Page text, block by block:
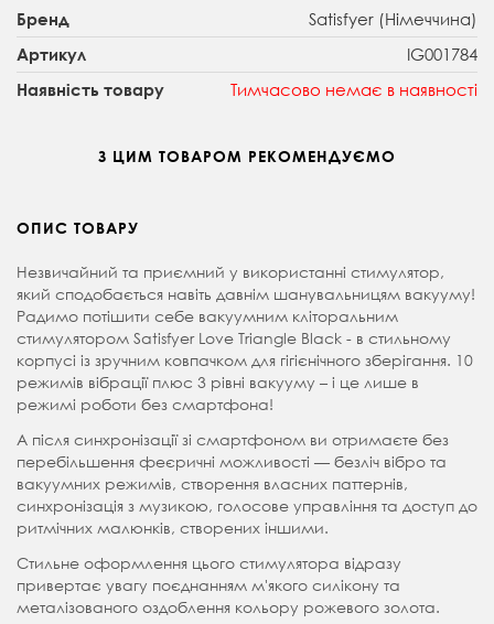
Бренд Satisfyer (Німеччина)
Артикул IG001784
Наявність товару Тимчасово немає в наявності
З ЦИМ ТОВАРОМ РЕКОМЕНДУЄМО
ОПИС ТОВАРУ
Незвичайний та приємний у використанні стимулятор,
який сподобається навіть давнім шанувальницям вакууму!
Радимо потішити себе вакуумним кліторальним
стимулятором Satisfyer Love Triangle Black - в стильному
корпусі із зручним ковпачком для гігієнічного зберігання. 10
режимів вібрації плюс 3 рівні вакууму – і це лише в
режимі роботи без смартфона!
А після синхронізації зі смартфоном ви отримаєте без
перебільшення феєричні можливості — безліч вібро та
вакуумних режимів, створення власних паттернів,
синхронізація з музикою, голосове управління та доступ до
ритмічних малюнків, створених іншими.
Стильне оформлення цього стимулятора відразу
привертає увагу поєднанням м'якого силікону та
металізованого оздоблення кольору рожевого золота.